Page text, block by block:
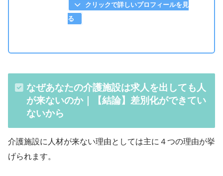
クリックで詳しいプロフィールを見
る
なぜあなたの介護施設は求人を出しても人
が来ないのか｜【結論】差別化ができてい
ないから
介護施設に人材が来ない理由としては主に４つの理由が挙
げられます。